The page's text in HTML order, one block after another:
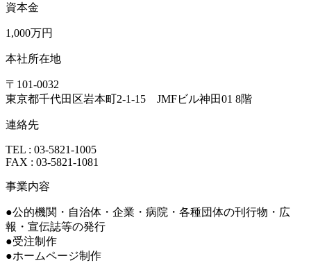
資本金
1,000万円
本社所在地
〒101-0032
東京都千代田区岩本町2-1-15 JMFビル神田01 8階
連絡先
TEL : 03-5821-1005
FAX : 03-5821-1081
事業内容
●公的機関・自治体・企業・病院・各種団体の刊行物・広
報・宣伝誌等の発行
●受注制作
●ホームページ制作